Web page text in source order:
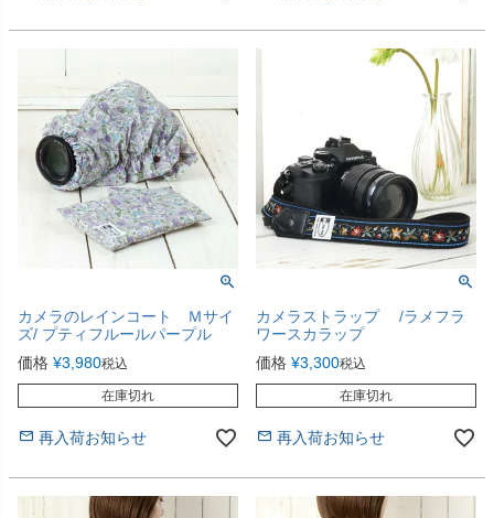
カメラのレインコート Ｍサイ
ズ/ プティフルールパープル
価格 ¥3,980税込
在庫切れ
再入荷お知らせ
カメラストラップ /ラメフラ
ワースカラップ
価格 ¥3,300税込
在庫切れ
再入荷お知らせ